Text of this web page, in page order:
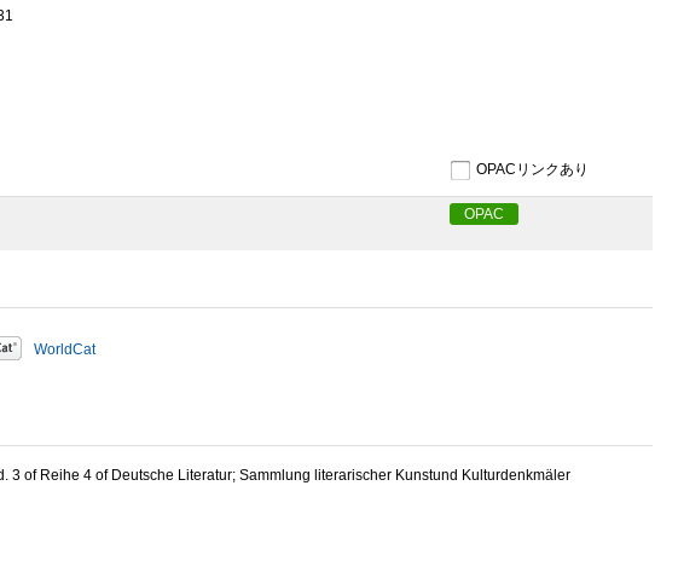
OPACリンクあり
OPAC
WorldCat
3 of Reihe 4 of Deutsche Literatur; Sammlung literarischer Kunstund Kulturdenkmäler